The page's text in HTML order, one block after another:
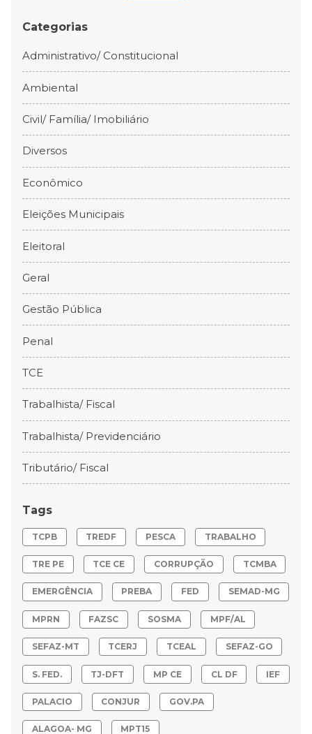
Categorias
Administrativo/ Constitucional
Ambiental
Civil/ Família/ Imobiliário
Diversos
Econômico
Eleições Municipais
Eleitoral
Geral
Gestão Pública
Penal
TCE
Trabalhista/ Fiscal
Trabalhista/ Previdenciário
Tributário/ Fiscal
Tags
TCPB TREDF PESCA TRABALHO
TRE PE TCE CE CORRUPÇÃO TCMBA
EMERGÊNCIA PREBA FED SEMAD-MG
MPRN FAZSC SOSMA MPF/AL
SEFAZ-MT TCERJ TCEAL SEFAZ-GO
S. FED. TJ-DFT MP CE CL DF IEF
PALACIO CONJUR GOV.PA
ALAGOA- MG MPT15